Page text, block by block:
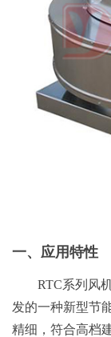
一、应用特性
RTC系列风
发的一种新型节
精细，符合高档